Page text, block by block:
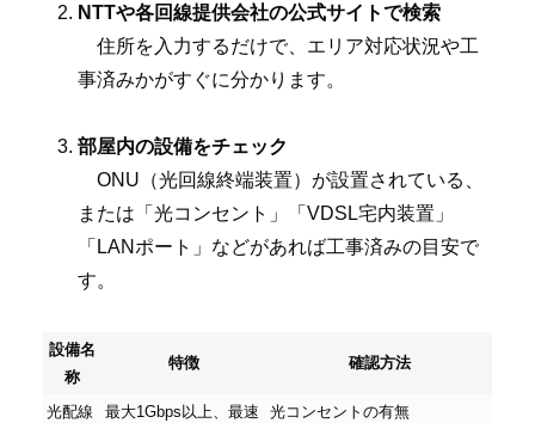
NTTや各回線提供会社の公式サイトで検索
住所を入力するだけで、エリア対応状況や工
事済みかがすぐに分かります。
部屋内の設備をチェック
ONU（光回線終端装置）が設置されている、
または「光コンセント」「VDSL宅内装置」
「LANポート」などがあれば工事済みの目安で
す。
設備名
称
特徴 確認方法
光配線 最大1Gbps以上、最速 光コンセントの有無